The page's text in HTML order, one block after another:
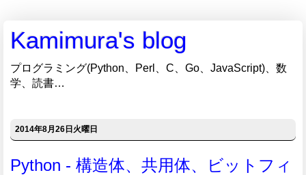
Kamimura's blog
プログラミング(Python、Perl、C、Go、JavaScript)、数
学、読書…
2014年8月26日火曜日
Python - 構造体、共用体、ビットフィ